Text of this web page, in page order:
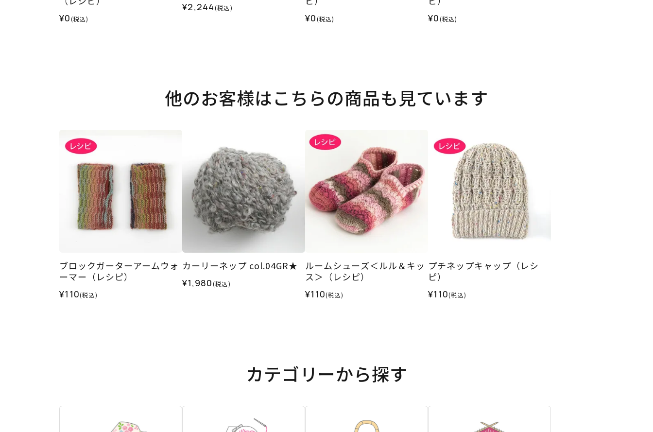
¥0(税込)
¥2,244(税込)
¥0(税込) ¥0(税込)
他のお客様はこちらの商品も見ています
ブロックガーターアームウォ
ーマー（レシピ）
¥110(税込)
カーリーネップ col.04GR★
¥1,980(税込)
ルームシューズ＜ルル＆キッ
ス＞（レシピ）
¥110(税込)
プチネップキャップ（レシ
ピ）
¥110(税込)
カテゴリーから探す